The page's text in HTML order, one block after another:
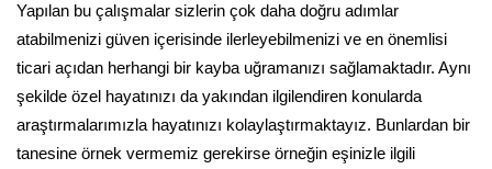
Yapılan bu çalışmalar sizlerin çok daha doğru adımlar
atabilmenizi güven içerisinde ilerleyebilmenizi ve en önemlisi
ticari açıdan herhangi bir kayba uğramanızı sağlamaktadır. Aynı
şekilde özel hayatınızı da yakından ilgilendiren konularda
araştırmalarımızla hayatınızı kolaylaştırmaktayız. Bunlardan bir
tanesine örnek vermemiz gerekirse örneğin eşinizle ilgili